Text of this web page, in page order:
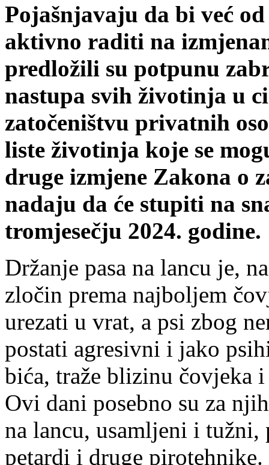
Pojašnjavaju da bi već
aktivno raditi na
predložili su potpunu
nastupa svih životinja u
zatočeništvu privatnih
liste životinja koje se
druge izmjene Zakona o
nadaju da će stupiti na
tromjesečju 2024. godine.
Držanje pasa na lancu je,
zločin prema najboljem
urezati u vrat, a psi zbog
postati agresivni i jako
bića, traže blizinu čovjeka
Ovi dani posebno su za
na lancu, usamljeni i tužni,
petardi i druge